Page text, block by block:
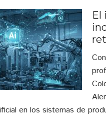
El
en los sistemas de